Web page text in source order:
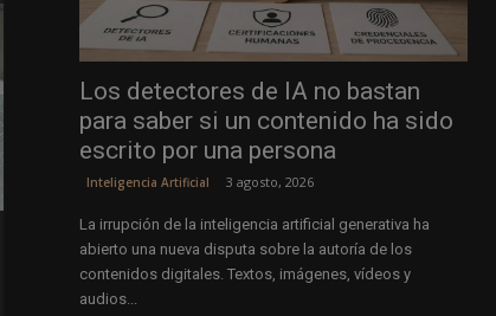
Los detectores de IA no bastan
para saber si un contenido ha sido
escrito por una persona
Inteligencia Artificial 3 agosto, 2026
La irrupción de la inteligencia artificial generativa ha
abierto una nueva disputa sobre la autoría de los
contenidos digitales. Textos, imágenes, vídeos y
audios...